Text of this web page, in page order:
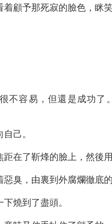
予那死寂的臉色，眯笑
容易，但還是成功了
己。
了靳烽的臉上，然後用
臭，由裏到外腐爛徹底
燒到了盡頭。